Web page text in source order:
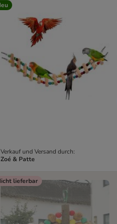
Verkauf und Versand durch:
Zoé & Patte
lieferbar